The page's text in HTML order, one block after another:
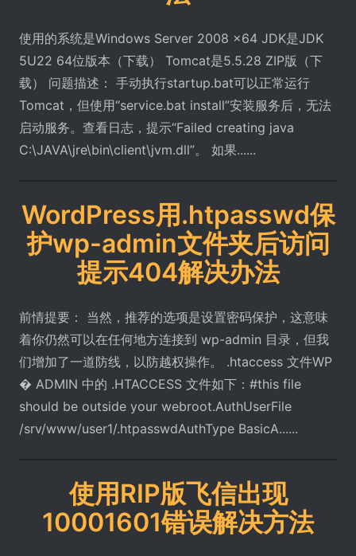
使用的系统是Windows Server 2008 x64 JDK是JDK
5U22 64位版本（下载） Tomcat是5.5.28 ZIP版（下
载） 问题描述： 手动执行startup.bat可以正常运行
Tomcat，但使用“service.bat install”安装服务后，无法
启动服务。查看日志，提示“Failed creating java
C:\JAVA\jre\bin\client\jvm.dll”。 如果......
WordPress用.htpasswd保
护wp-admin文件夹后访问
提示404解决办法
前情提要： 当然，推荐的选项是设置密码保护，这意味
着你仍然可以在任何地方连接到 wp-admin 目录，但我
们增加了一道防线，以防越权操作。 .htaccess 文件WP
� ADMIN 中的 .HTACCESS 文件如下：#this file
should be outside your webroot.AuthUserFile
/srv/www/user1/.htpasswdAuthType BasicA......
使用RIP版飞信出现
10001601错误解决方法